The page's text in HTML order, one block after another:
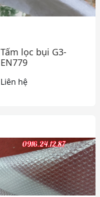
Tấm lọc bụi G3-
EN779
Liên hệ